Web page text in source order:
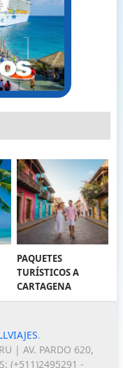
PAQUETES
TURÍSTICOS A
CARTAGENA
.
| AV. PARDO 620,
(+511)2495291 -